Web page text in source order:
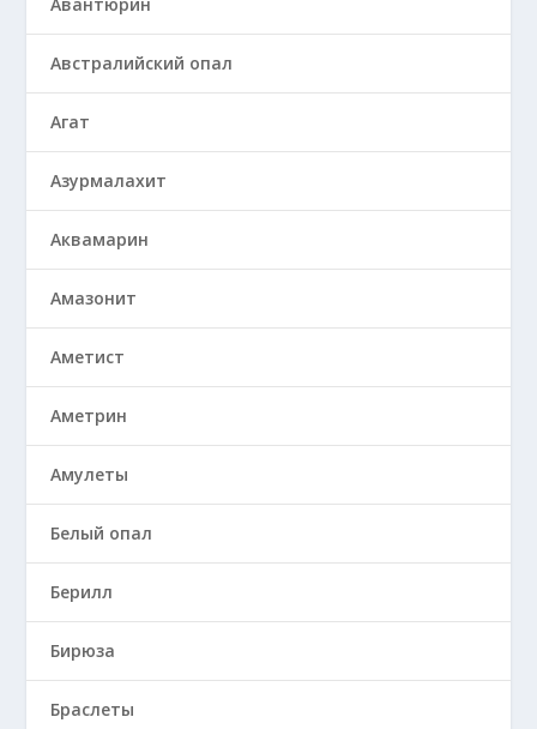
Австралийский опал
Агат
Азурмалахит
Аквамарин
Амазонит
Аметист
Аметрин
Амулеты
Белый опал
Берилл
Бирюза
Браслеты